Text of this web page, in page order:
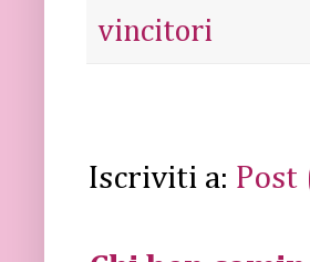
vincitori
Iscriviti a: Post